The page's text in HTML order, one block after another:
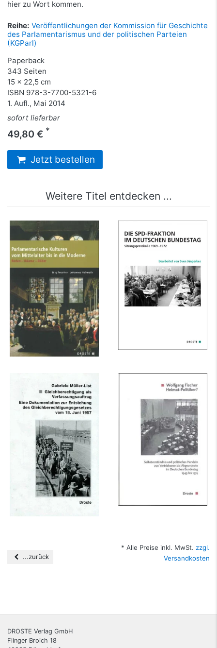
hier zu Wort kommen.
Reihe: Veröffentlichungen der Kommission für Geschichte
des Parlamentarismus und der politischen Parteien
(KGParl)
Paperback
343 Seiten
15 x 22,5 cm
ISBN 978-3-7700-5321-6
1. Aufl., Mai 2014
sofort lieferbar
49,80 € *
Jetzt bestellen
Weitere Titel entdecken ...
Parlamente in Europa
/ Parlamentarische
Kulturen vom...
mehr Infos …
Die SPD-Fraktion im
Deutschen
mehr Infos …
Gleichberechtigung
als
Verfassungsauftrag
mehr Infos …
Heimat-Politiker?
mehr Infos …
...zurück
* Alle Preise inkl. MwSt. zzgl.
Versandkosten
DROSTE Verlag GmbH
Flinger Broich 18